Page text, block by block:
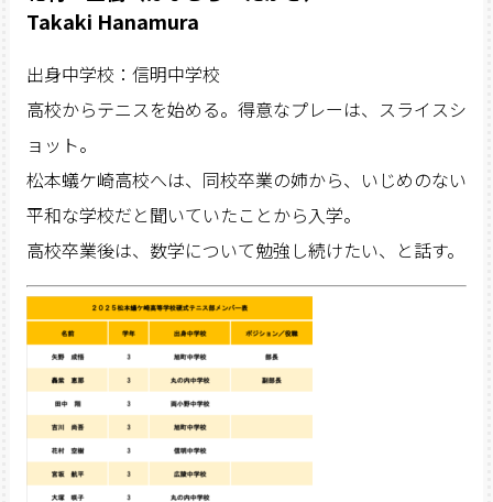
Takaki Hanamura
出身中学校：信明中学校
高校からテニスを始める。得意なプレーは、スライスシ
ョット。
松本蟻ケ崎高校へは、同校卒業の姉から、いじめのない
平和な学校だと聞いていたことから入学。
高校卒業後は、数学について勉強し続けたい、と話す。